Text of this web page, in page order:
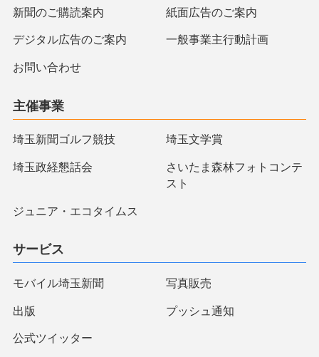
新聞のご購読案内 紙面広告のご案内
デジタル広告のご案内 一般事業主行動計画
お問い合わせ
主催事業
埼玉新聞ゴルフ競技 埼玉文学賞
埼玉政経懇話会
さいたま森林フォトコンテ
スト
ジュニア・エコタイムス
サービス
モバイル埼玉新聞 写真販売
出版 プッシュ通知
公式ツイッター